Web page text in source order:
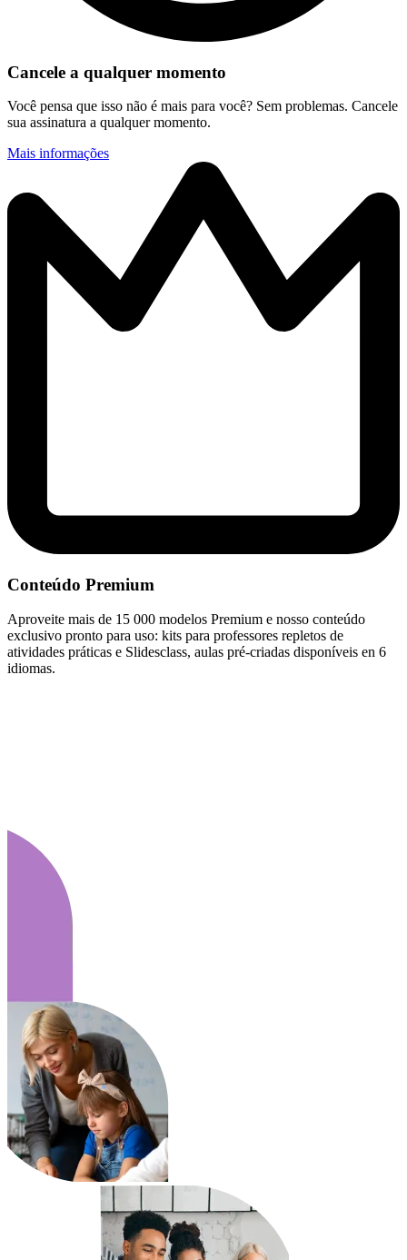
Cancele a qualquer momento
Você pensa que isso não é mais para você? Sem problemas. Cancele
sua assinatura a qualquer momento.
Mais informações
Conteúdo Premium
Aproveite mais de 15 000 modelos Premium e nosso conteúdo
exclusivo pronto para uso: kits para professores repletos de
atividades práticas e Slidesclass, aulas pré-criadas disponíveis en 6
idiomas.